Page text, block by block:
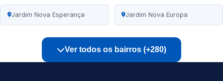
Jardim Nova Esperança Jardim Nova Europa
Ver todos os bairros (+280)